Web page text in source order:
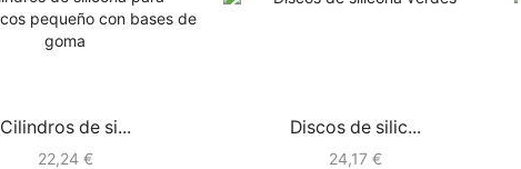
Cilindros de si...
22,24 €
Discos de silic...
24,17€